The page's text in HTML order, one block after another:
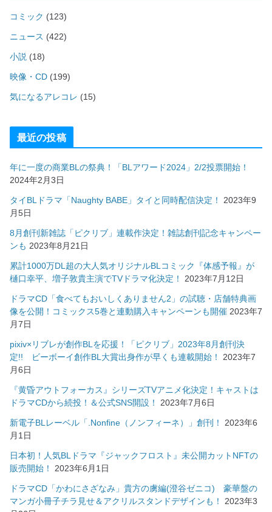
コミック (123)
ニュース (422)
小説 (18)
映像・CD (199)
気になるアレコレ (15)
最近の投稿
年に一度の商業BLの祭典！「BLアワード2024」2/2投票開始！
2024年2月3日
タイBLドラマ「Naughty BABE」タイと同時配信決定！
2023年9
月5日
8月創刊新雑誌「ピクリブ」連載作決定！雑誌創刊記念キャンペー
ンも 2023年8月21日
累計1000万DL超の大人気オリジナルBLコミック『体感予報』が
樋口幸平、増子敦貴主演でTVドラマ化決定！
2023年7月12日
ドラマCD「食べてもおいしくありません2」の試聴・店舗特典画
像を公開！コミックス5巻と連動購入キャンペーンも開催 2023年7
月7日
pixiv×リブレが創作BLを応援！「ピクリブ」2023年8月創刊決
定!! ビーボーイ創作BL大賞出身作が早くも連載開始！
2023年7
月6日
『黄昏アウトフォーカス』シリーズTVアニメ化決定！キャストは
ドラマCDから続投！＆公式SNS開設！
2023年7月6日
新電子BLレーベル「.Nonfine（ノンフィーネ）」創刊！
2023年6
月1日
日本初！人気BLドラマ『ジャックフロスト』未公開カットNFTの
販売開始！
2023年6月1日
ドラマCD「かわにさざなみ」貴方の虜編(澄谷ゼニコ) 豪華盤の
マンガ小冊子チラ見せ＆アクリルスタンドデザインも！
2023年3